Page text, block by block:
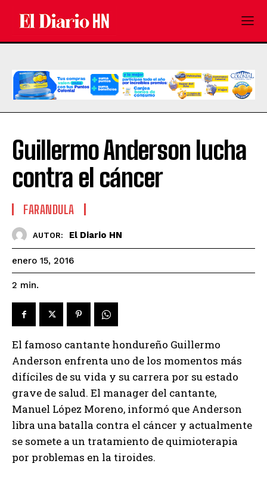
Guillermo Anderson lucha
contra el cáncer
FARANDULA
AUTOR: El Diario HN
enero 15, 2016
2 min.
El famoso cantante hondureño Guillermo
Anderson enfrenta uno de los momentos más
difíciles de su vida y su carrera por su estado
grave de salud. El manager del cantante,
Manuel López Moreno, informó que Anderson
libra una batalla contra el cáncer y actualmente
se somete a un tratamiento de quimioterapia
por problemas en la tiroides.